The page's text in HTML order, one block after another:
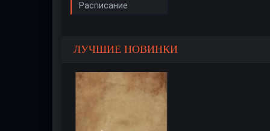
Расписание
ЛУЧШИЕ НОВИНКИ